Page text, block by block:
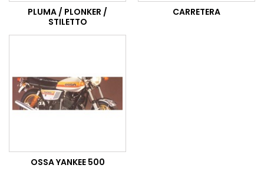
PLUMA / PLONKER /
STILETTO
CARRETERA
OSSA YANKEE 500